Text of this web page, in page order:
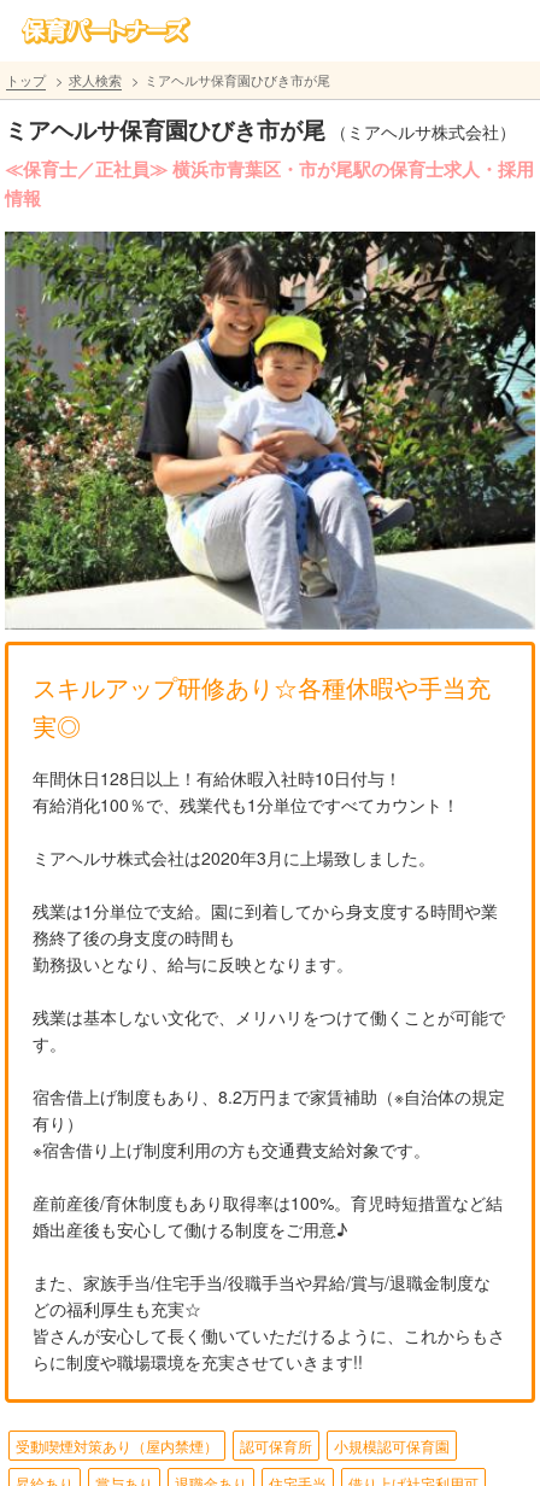
トップ 求人検索 ミアヘルサ保育園ひびき市が尾
ミアヘルサ保育園ひびき市が尾 （ミアヘルサ株式会社）
≪保育士／正社員≫ 横浜市青葉区・市が尾駅の保育士求人・採用
情報
スキルアップ研修あり☆各種休暇や手当充
実◎
年間休日128日以上！有給休暇入社時10日付与！
有給消化100％で、残業代も1分単位ですべてカウント！
ミアヘルサ株式会社は2020年3月に上場致しました。
残業は1分単位で支給。園に到着してから身支度する時間や業
務終了後の身支度の時間も
勤務扱いとなり、給与に反映となります。
残業は基本しない文化で、メリハリをつけて働くことが可能で
す。
宿舎借上げ制度もあり、8.2万円まで家賃補助（※自治体の規定
有り）
※宿舎借り上げ制度利用の方も交通費支給対象です。
産前産後/育休制度もあり取得率は100%。育児時短措置など結
婚出産後も安心して働ける制度をご用意♪
また、家族手当/住宅手当/役職手当や昇給/賞与/退職金制度な
どの福利厚生も充実☆
皆さんが安心して長く働いていただけるように、これからもさ
らに制度や職場環境を充実させていきます!!
受動喫煙対策あり（屋内禁煙） 認可保育所
小規模認可保育園